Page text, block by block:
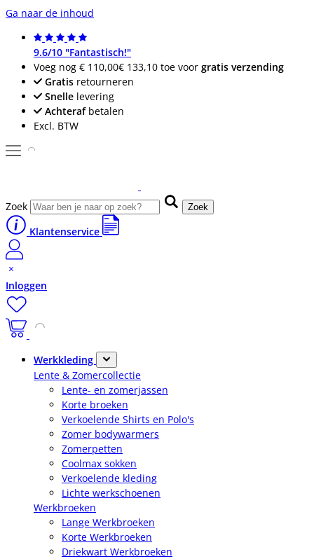
Ga naar de inhoud
9.6/10 "Fantastisch!"
Voeg nog € 110,00€ 133,10 toe voor gratis verzending
Gratis retourneren
Snelle levering
Achterafbetalen
Excl. BTW
Zoek Zoek
Klantenservice
Inloggen
Werkkleding
Lente & Zomercollectie
Lente- en zomerjassen
Korte broeken
Verkoelende Shirts en Polo's
Zomer bodywarmers
Zomerpetten
Coolmax sokken
Verkoelende kleding
Lichte werkschoenen
Werkbroeken
Lange Werkbroeken
Korte Werkbroeken
Driekwart Werkbroeken